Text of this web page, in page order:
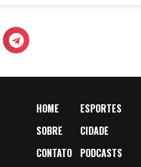
HOME
SOBRE
CONTATO
ESPORTES
CIDADE
PODCASTS